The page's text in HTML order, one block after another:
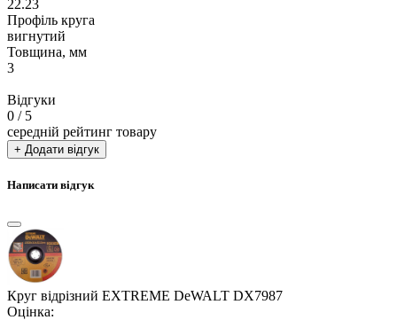
22.23
Профіль круга
вигнутий
Товщина, мм
3
Відгуки
0 / 5
середній рейтинг товару
+ Додати відгук
Написати відгук
Круг відрізний EXTREME DeWALT DX7987
Оцінка: